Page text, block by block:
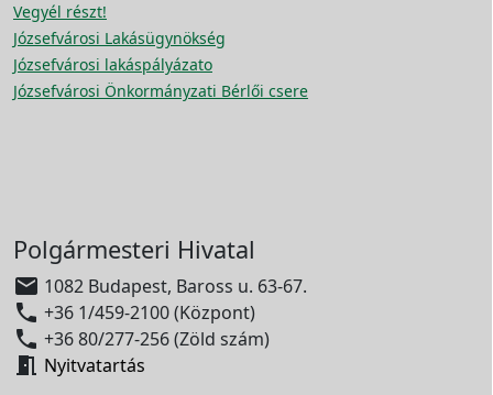
Vegyél részt!
Józsefvárosi Lakásügynökség
Józsefvárosi lakáspályázato
Józsefvárosi Önkormányzati Bérlői csere
Polgármesteri Hivatal
 1082 Budapest, Baross u. 63-67.
 +36 1/459-2100 (Központ)
 +36 80/277-256 (Zöld szám)
 Nyitvatartás